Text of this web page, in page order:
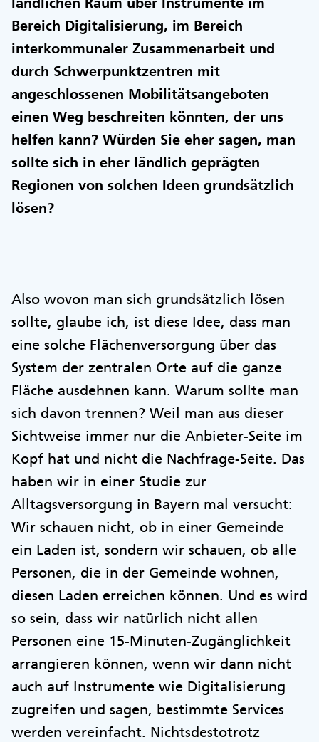
Bereich Digitalisierung, im Bereich
interkommunaler Zusammenarbeit und
durch Schwerpunktzentren mit
angeschlossenen Mobilitätsangeboten
einen Weg beschreiten könnten, der uns
helfen kann? Würden Sie eher sagen, man
sollte sich in eher ländlich geprägten
Regionen von solchen Ideen grundsätzlich
lösen?
Also wovon man sich grundsätzlich lösen
sollte, glaube ich, ist diese Idee, dass man
eine solche Flächenversorgung über das
System der zentralen Orte auf die ganze
Fläche ausdehnen kann. Warum sollte man
sich davon trennen? Weil man aus dieser
Sichtweise immer nur die Anbieter-Seite im
Kopf hat und nicht die Nachfrage-Seite. Das
haben wir in einer Studie zur
Alltagsversorgung in Bayern mal versucht:
Wir schauen nicht, ob in einer Gemeinde
ein Laden ist, sondern wir schauen, ob alle
Personen, die in der Gemeinde wohnen,
diesen Laden erreichen können. Und es wird
so sein, dass wir natürlich nicht allen
Personen eine 15-Minuten-Zugänglichkeit
arrangieren können, wenn wir dann nicht
auch auf Instrumente wie Digitalisierung
zugreifen und sagen, bestimmte Services
werden vereinfacht. Nichtsdestotrotz